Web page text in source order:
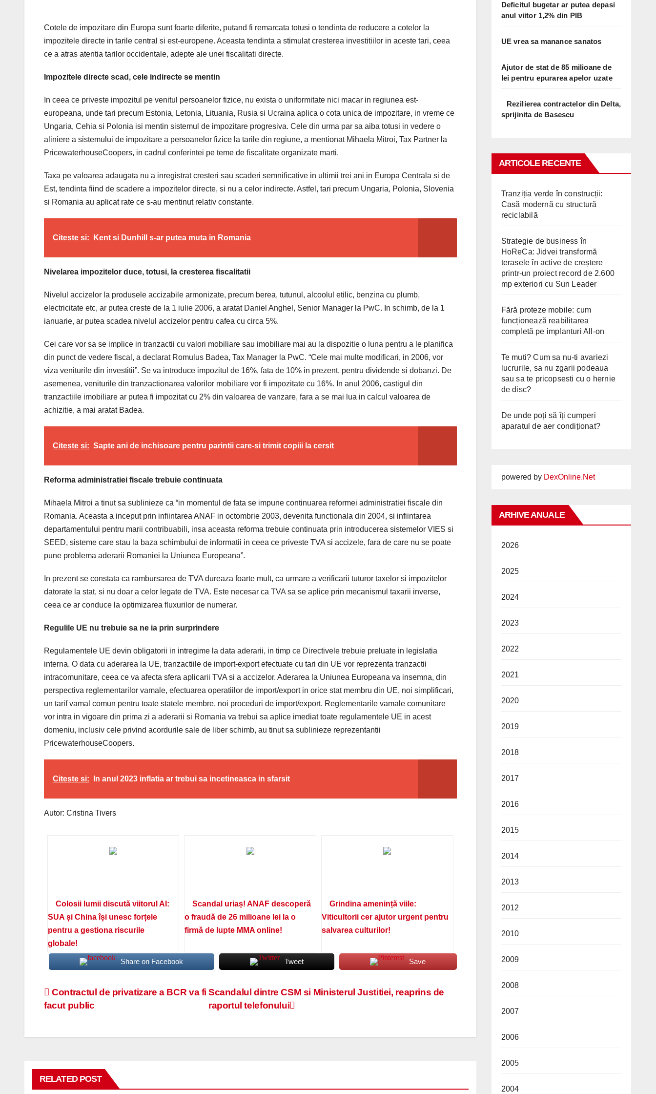
Cotele de impozitare din Europa sunt foarte diferite, putand fi remarcata totusi o tendinta de reducere a cotelor la
impozitele directe in tarile central si est-europene. Aceasta tendinta a stimulat cresterea investitiilor in aceste tari, ceea
ce a atras atentia tarilor occidentale, adepte ale unei fiscalitati directe.
Impozitele directe scad, cele indirecte se mentin
In ceea ce priveste impozitul pe venitul persoanelor fizice, nu exista o uniformitate nici macar in regiunea est-
europeana, unde tari precum Estonia, Letonia, Lituania, Rusia si Ucraina aplica o cota unica de impozitare, in vreme ce
Ungaria, Cehia si Polonia isi mentin sistemul de impozitare progresiva. Cele din urma par sa aiba totusi in vedere o
aliniere a sistemului de impozitare a persoanelor fizice la tarile din regiune, a mentionat Mihaela Mitroi, Tax Partner la
PricewaterhouseCoopers, in cadrul conferintei pe teme de fiscalitate organizate marti.
Taxa pe valoarea adaugata nu a inregistrat cresteri sau scaderi semnificative in ultimii trei ani in Europa Centrala si de
Est, tendinta fiind de scadere a impozitelor directe, si nu a celor indirecte. Astfel, tari precum Ungaria, Polonia, Slovenia
si Romania au aplicat rate ce s-au mentinut relativ constante.
Citeste si: Kent si Dunhill s-ar putea muta in Romania
Nivelarea impozitelor duce, totusi, la cresterea fiscalitatii
Nivelul accizelor la produsele accizabile armonizate, precum berea, tutunul, alcoolul etilic, benzina cu plumb,
electricitate etc, ar putea creste de la 1 iulie 2006, a aratat Daniel Anghel, Senior Manager la PwC. In schimb, de la 1
ianuarie, ar putea scadea nivelul accizelor pentru cafea cu circa 5%.
Cei care vor sa se implice in tranzactii cu valori mobiliare sau imobiliare mai au la dispozitie o luna pentru a le planifica
din punct de vedere fiscal, a declarat Romulus Badea, Tax Manager la PwC. “Cele mai multe modificari, in 2006, vor
viza veniturile din investitii”. Se va introduce impozitul de 16%, fata de 10% in prezent, pentru dividende si dobanzi. De
asemenea, veniturile din tranzactionarea valorilor mobiliare vor fi impozitate cu 16%. In anul 2006, castigul din
tranzactiile imobiliare ar putea fi impozitat cu 2% din valoarea de vanzare, fara a se mai lua in calcul valoarea de
achizitie, a mai aratat Badea.
Citeste si: Sapte ani de inchisoare pentru parintii care-si trimit copiii la cersit
Reforma administratiei fiscale trebuie continuata
Mihaela Mitroi a tinut sa sublinieze ca “in momentul de fata se impune continuarea reformei administratiei fiscale din
Romania. Aceasta a inceput prin infiintarea ANAF in octombrie 2003, devenita functionala din 2004, si infiintarea
departamentului pentru marii contribuabili, insa aceasta reforma trebuie continuata prin introducerea sistemelor VIES si
SEED, sisteme care stau la baza schimbului de informatii in ceea ce priveste TVA si accizele, fara de care nu se poate
pune problema aderarii Romaniei la Uniunea Europeana”.
In prezent se constata ca rambursarea de TVA dureaza foarte mult, ca urmare a verificarii tuturor taxelor si impozitelor
datorate la stat, si nu doar a celor legate de TVA. Este necesar ca TVA sa se aplice prin mecanismul taxarii inverse,
ceea ce ar conduce la optimizarea fluxurilor de numerar.
Regulile UE nu trebuie sa ne ia prin surprindere
Regulamentele UE devin obligatorii in intregime la data aderarii, in timp ce Directivele trebuie preluate in legislatia
interna. O data cu aderarea la UE, tranzactiile de import-export efectuate cu tari din UE vor reprezenta tranzactii
intracomunitare, ceea ce va afecta sfera aplicarii TVA si a accizelor. Aderarea la Uniunea Europeana va insemna, din
perspectiva reglementarilor vamale, efectuarea operatiilor de import/export in orice stat membru din UE, noi simplificari,
un tarif vamal comun pentru toate statele membre, noi proceduri de import/export. Reglementarile vamale comunitare
vor intra in vigoare din prima zi a aderarii si Romania va trebui sa aplice imediat toate regulamentele UE in acest
domeniu, inclusiv cele privind acordurile sale de liber schimb, au tinut sa sublinieze reprezentantii
PricewaterhouseCoopers.
Citeste si: In anul 2023 inflatia ar trebui sa incetineasca in sfarsit
Autor: Cristina Tivers
Colosii lumii discută viitorul AI:
SUA și China își unesc forțele
pentru a gestiona riscurile
globale!
Scandal uriaș! ANAF descoperă
o fraudă de 26 milioane lei la o
firmă de lupte MMA online!
Grindina amenință viile:
Viticultorii cer ajutor urgent pentru
salvarea culturilor!
Share on Facebook Tweet Save
Navigare
articole
Scandalul dintre CSM si Ministerul Justitiei, reaprins de
raportul telefonului
Contractul de privatizare a BCR va fi
facut public
RELATED POST
Deficitul bugetar ar putea depasi
anul viitor 1,2% din PIB
UE vrea sa manance sanatos
Ajutor de stat de 85 milioane de
lei pentru epurarea apelor uzate
Rezilierea contractelor din Delta,
sprijinita de Basescu
ARTICOLE RECENTE
Tranziția verde în construcții:
Casă modernă cu structură
reciclabilă
Strategie de business în
HoReCa: Jidvei transformă
terasele în active de creștere
printr-un proiect record de 2.600
mp exteriori cu Sun Leader
Fără proteze mobile: cum
funcționează reabilitarea
completă pe implanturi All-on
Te muti? Cum sa nu-ti avariezi
lucrurile, sa nu zgarii podeaua
sau sa te pricopsesti cu o hernie
de disc?
De unde poți să îți cumperi
aparatul de aer condiționat?
powered by DexOnline.Net
ARHIVE ANUALE
2026
2025
2024
2023
2022
2021
2020
2019
2018
2017
2016
2015
2014
2013
2012
2010
2009
2008
2007
2006
2005
2004